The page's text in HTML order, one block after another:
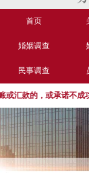
首页
婚姻调查
民事调查
的，或承诺不成功不